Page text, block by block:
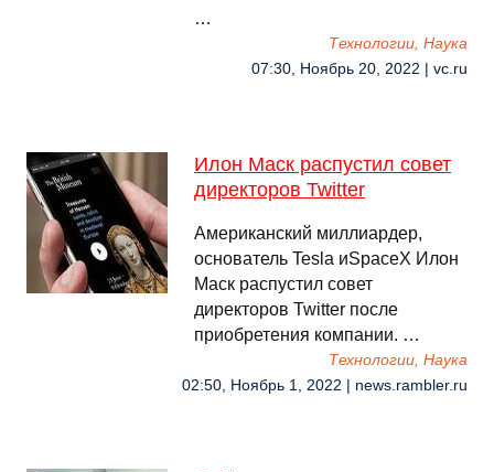
…
Технологии, Наука
07:30, Ноябрь 20, 2022 | vc.ru
Илон Маск распустил совет
директоров Twitter
Американский миллиардер,
основатель Tesla иSpaceX Илон
Маск распустил совет
директоров Twitter после
приобретения компании. …
Технологии, Наука
02:50, Ноябрь 1, 2022 | news.rambler.ru